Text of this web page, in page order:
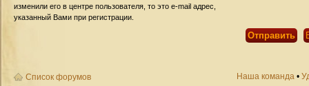
изменили его в центре пользователя, то это e-mail адрес,
указанный Вами при регистрации.
Список форумов Наша команда •